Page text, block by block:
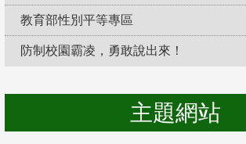
教育部性別平等專區
防制校園霸凌，勇敢說出來！
主題網站